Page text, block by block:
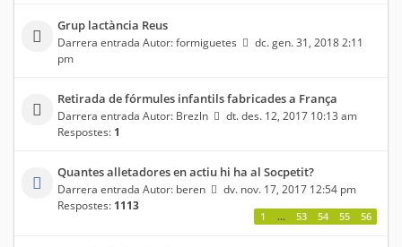
Grup lactància Reus
Darrera entrada Autor:formiguetes
dc. gen. 31, 2018 2:11
pm
Retirada de fórmules infantils fabricades a França
Darrera entrada Autor: Brezln
dt. des. 12, 2017 10:13 am
Respostes: 1
Quantes alletadores en actiu hi ha al Socpetit?
Darrera entrada Autor: beren
dv. nov. 17, 2017 12:54 pm
Respostes: 1113
1 … 53 54 55 56